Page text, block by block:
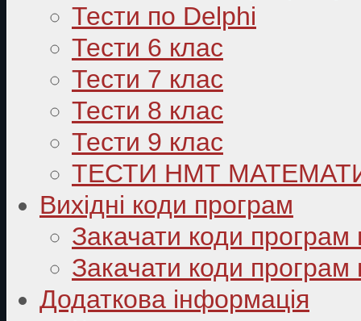
Тести по Delphi
Тести 6 клас
Тести 7 клас
Тести 8 клас
Тести 9 клас
ТЕСТИ НМТ
Вихідні коди програм
Закачати коди програм
Закачати коди програм
Додаткова інформація